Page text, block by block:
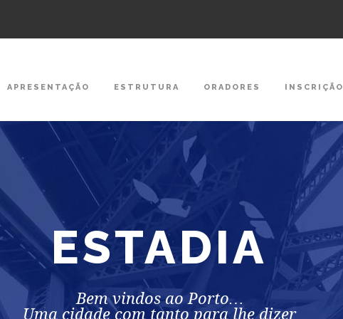
APRESENTAÇÃO ESTRUTURA ORADORES INSCRIÇÃO
ESTADIA
Bem vindos ao Porto…
Uma cidade com tanto para lhe dizer